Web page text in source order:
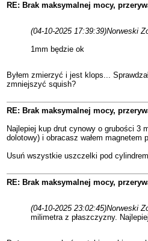
RE: Brak maksymalnej mocy,
(04-10-2025 17:39:39)Norweski
1mm będzie ok
Byłem zmierzyć i jest klops...
zmniejszyć squish?
RE: Brak maksymalnej mocy,
Najlepiej kup drut cynowy o grubości 3
dolotowy) i obracasz wałem magnetem
Usuń wszystkie uszczelki pod
RE: Brak maksymalnej mocy,
(04-10-2025 23:02:45)Norweski
milimetra z płaszczyzny.